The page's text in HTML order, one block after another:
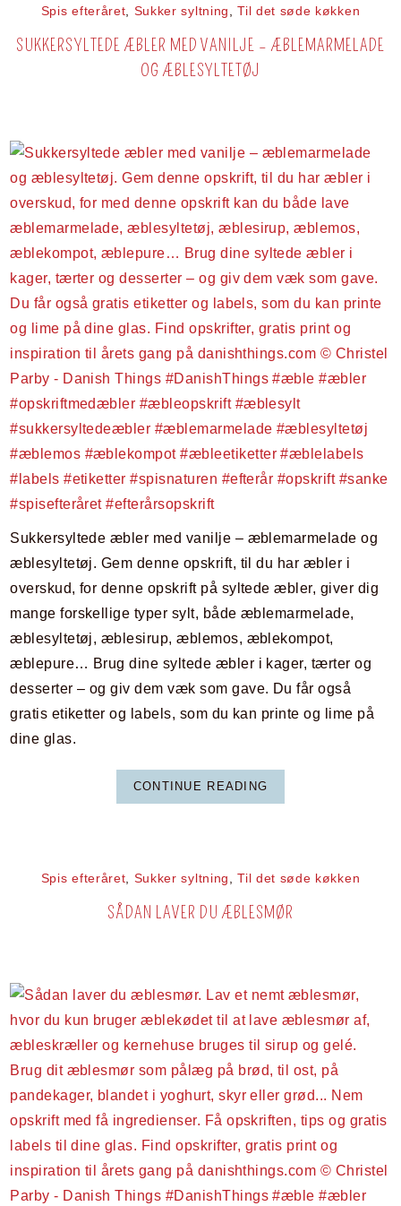
Spis efteråret Sukker syltning ,Til det søde køkken
SUKKERSYLTEDE ÆBLER MED VANILJE – ÆBLEMARMELADE
OG ÆBLESYLTETØJ
Sukkersyltede æbler med vanilje – æblemarmelade og
æblesyltetøj. Gem denne opskrift, til du har æbler i
overskud, for denne opskrift på syltede æbler, giver dig
mange forskellige typer sylt, både æblemarmelade,
æblesyltetøj, æblesirup, æblemos, æblekompot,
æblepure… Brug dine syltede æbler i kager, tærter og
desserter – og giv dem væk som gave. Du får også
gratis etiketter og labels, som du kan printe og lime på
dine glas.
CONTINUE READING
Spis efteråret Sukker syltning ,Til det søde køkken
SÅDAN LAVER DU ÆBLESMØR